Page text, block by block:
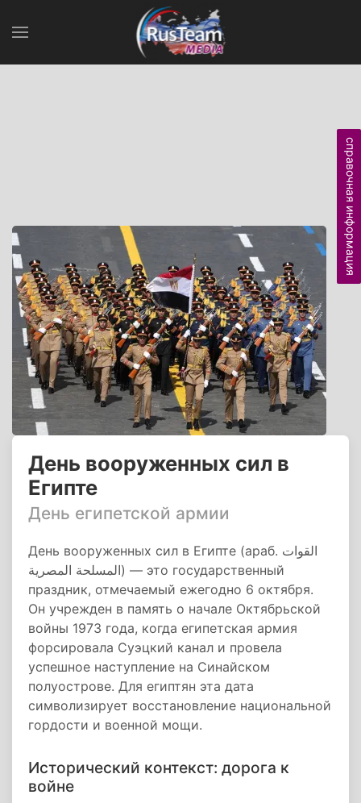
День вооруженных сил в
Египте
День египетской армии
День вооруженных сил в Египте (араб. القوات
المسلحة المصرية) — это государственный
праздник, отмечаемый ежегодно 6 октября.
Он учрежден в память о начале Октябрьской
войны 1973 года, когда египетская армия
форсировала Суэцкий канал и провела
успешное наступление на Синайском
полуострове. Для египтян эта дата
символизирует восстановление национальной
гордости и военной мощи.
Исторический контекст: дорога к
войне
справочная информация